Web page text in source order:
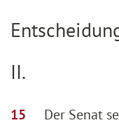
II.
Der Senat